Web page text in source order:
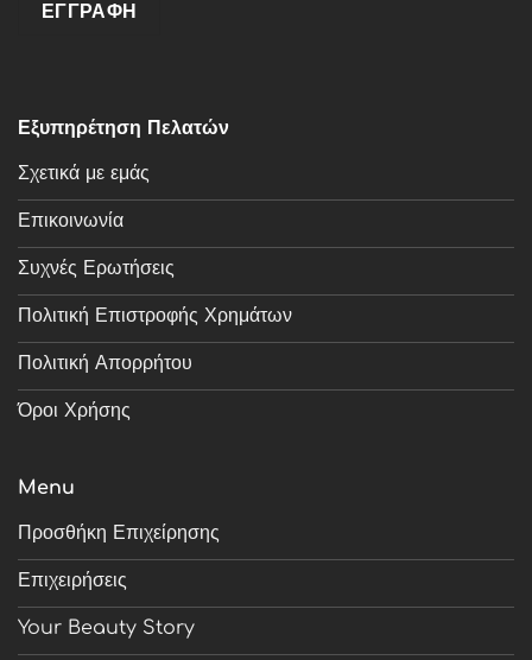
Εξυπηρέτηση Πελατών
Σχετικά με εμάς
Επικοινωνία
Συχνές Ερωτήσεις
Πολιτική Επιστροφής Χρημάτων
Πολιτική Απορρήτου
Όροι Χρήσης
Menu
Προσθήκη Επιχείρησης
Επιχειρήσεις
Your Beauty Story